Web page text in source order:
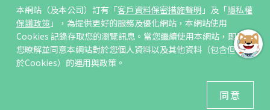
本網站（及本公司）訂有「客戶資料保密措施聲明 」及「隱私權
保護政策」，為提供更好的服務及優化網站，本網站使用
Cookies 記錄存取您的瀏覽訊息。當您繼續使用本網站，即表示
您暸解並同意本網站對於您個人資料以及其他資料（包含但不限
於Cookies）的運用與政策。
同意
訂閱/取消電子報